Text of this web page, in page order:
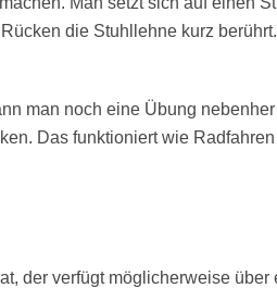
die Stuhllehne kurz
man noch eine Übung
Das funktioniert wie
der verfügt möglicherweise